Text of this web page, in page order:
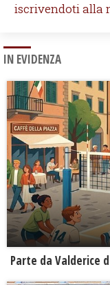
iscrivendoti alla
IN EVIDENZA
Parte da Valderice